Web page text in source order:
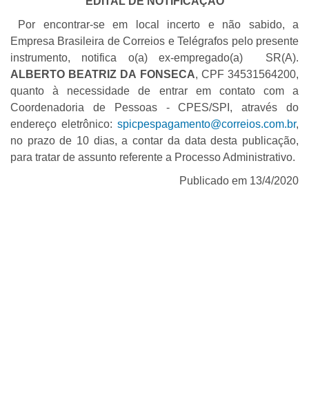
Por encontrar-se em local incerto e não sabido, a
Empresa Brasileira de Correios e Telégrafos pelo presente
instrumento, notifica o(a) ex-empregado(a) SR(A).
ALBERTO BEATRIZ DA FONSECA, CPF 34531564200,
quanto à necessidade de entrar em contato com a
Coordenadoria de Pessoas - CPES/SPI, através do
endereço eletrônico: spicpespagamento@correios.com.br,
no prazo de 10 dias, a contar da data desta publicação,
para tratar de assunto referente a Processo Administrativo.
Publicado em 13/4/2020